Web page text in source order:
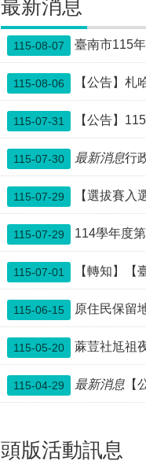
最新消息
115-08-07 臺南市115年度原住
115-08-06 【公告】札哈木會館
115-07-31 【公告】115年臺南
115-07-30 最新消息行政
115-07-29 【選拔賽入選名單】臺南
115-07-29 114學年度第 2 學
115-07-01 【轉知】【
115-06-15 原住民保留地貸款信
115-05-20 蔴荳社尪祖
115-04-29 最新消息 【公
頭版活動訊息